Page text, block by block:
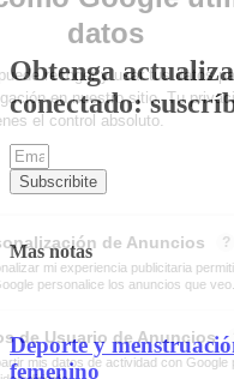
Obtenga
conectado:
Subscribite
Mas notas
Deporte y
femenino